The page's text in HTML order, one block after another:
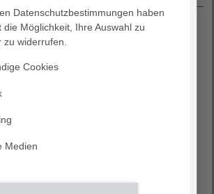
abwechslungsreiche und interessante
Team
mit dem RMV
Datenschutzbestimmungen haben
die Möglichkeit, Ihre Auswahl zu
widerrufen.
Cookies
Medien